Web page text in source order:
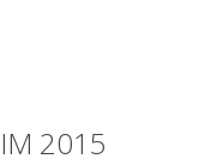
2015